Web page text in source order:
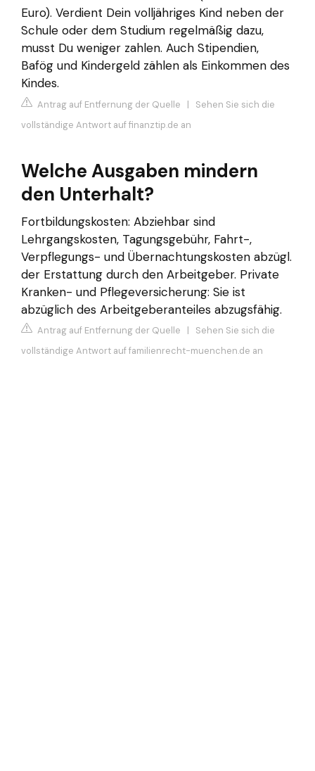
Euro). Verdient Dein volljähriges Kind neben der
Schule oder dem Studium regelmäßig dazu,
musst Du weniger zahlen. Auch Stipendien,
Bafög und Kindergeld zählen als Einkommen des
Kindes.
Antrag auf Entfernung der Quelle | Sehen Sie sich die
vollständige Antwort auf finanztip.de an
Welche Ausgaben mindern
den Unterhalt?
Fortbildungskosten: Abziehbar sind
Lehrgangskosten, Tagungsgebühr, Fahrt-,
Verpflegungs- und Übernachtungskosten abzügl.
der Erstattung durch den Arbeitgeber. Private
Kranken- und Pflegeversicherung: Sie ist
abzüglich des Arbeitgeberanteiles abzugsfähig.
Antrag auf Entfernung der Quelle | Sehen Sie sich die
vollständige Antwort auf familienrecht-muenchen.de an